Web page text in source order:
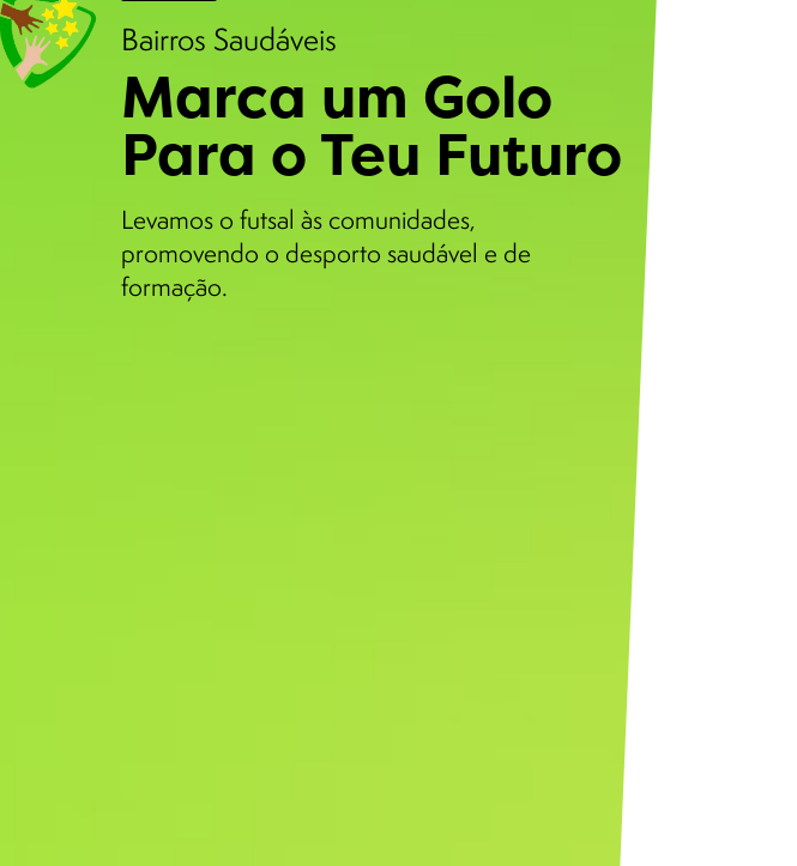
Bairros Saudáveis
Marca um Golo
Para o Teu Futuro
Levamos o futsal às comunidades,
promovendo o desporto saudável e de
formação.